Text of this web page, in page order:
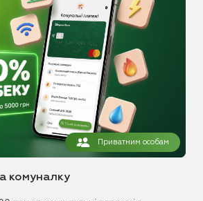
Приватним особам
комуналку